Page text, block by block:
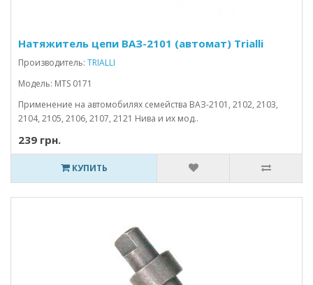
Натяжитель цепи ВАЗ-2101 (автомат) Trialli
Производитель: TRIALLI
Модель: MTS 0171
Применение на автомобилях семейства ВАЗ-2101, 2102, 2103,
2104, 2105, 2106, 2107, 2121 Нива и их мод..
239 грн.
КУПИТЬ